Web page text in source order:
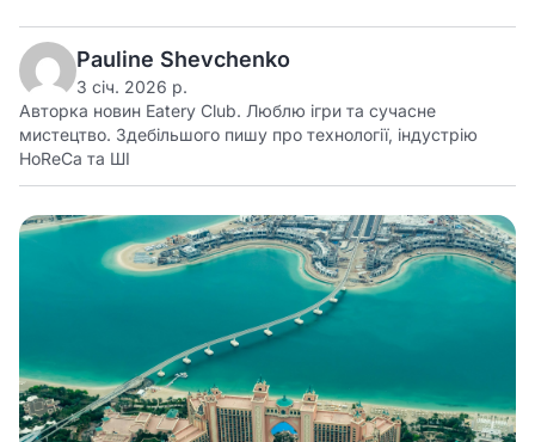
Pauline Shevchenko
3 січ. 2026 р.
Авторка новин Eatery Club. Люблю ігри та сучасне
мистецтво. Здебільшого пишу про технології, індустрію
HoReCa та ШІ